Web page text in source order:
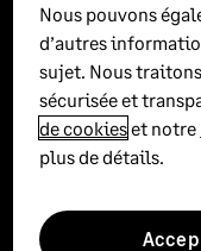
Nous pouvons
d’autres
sujet. Nous
sécurisée et
de cookieset notre
plus de détails.